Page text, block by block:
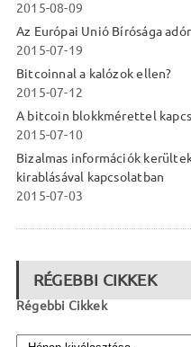
2015-08-09
Az Európai Unió Bírósága
2015-07-19
Bitcoinnal a kalózok ellen?
2015-07-12
A bitcoin blokkmérettel
2015-07-10
Bizalmas információk
kirablásával kapcsolatban
2015-07-03
RÉGEBBI CIKKEK
Régebbi Cikkek